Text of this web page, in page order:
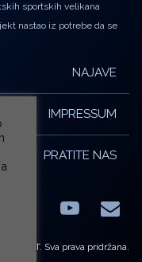
sportskih velikana
nastao iz potrebe da se
NAJAVE
IMPRESSUM
PRATITE NAS
LinkedIn E-
ZG-KULT. Sva prava pridržana.